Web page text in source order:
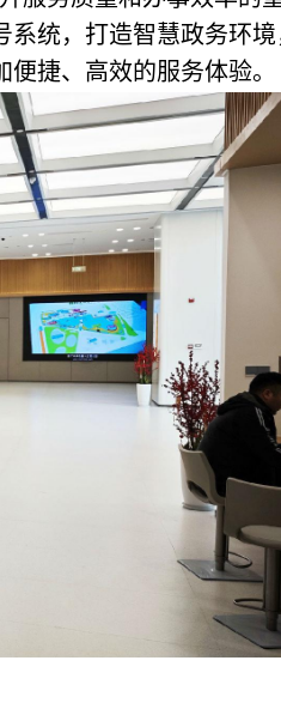
统，打造智慧政务环境
捷、高效的服务体验。